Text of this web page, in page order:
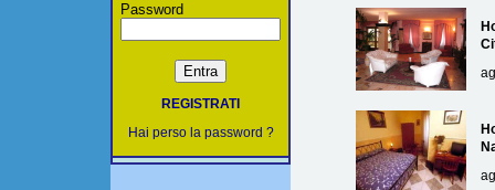
Password
REGISTRATI
Hai perso la password ?